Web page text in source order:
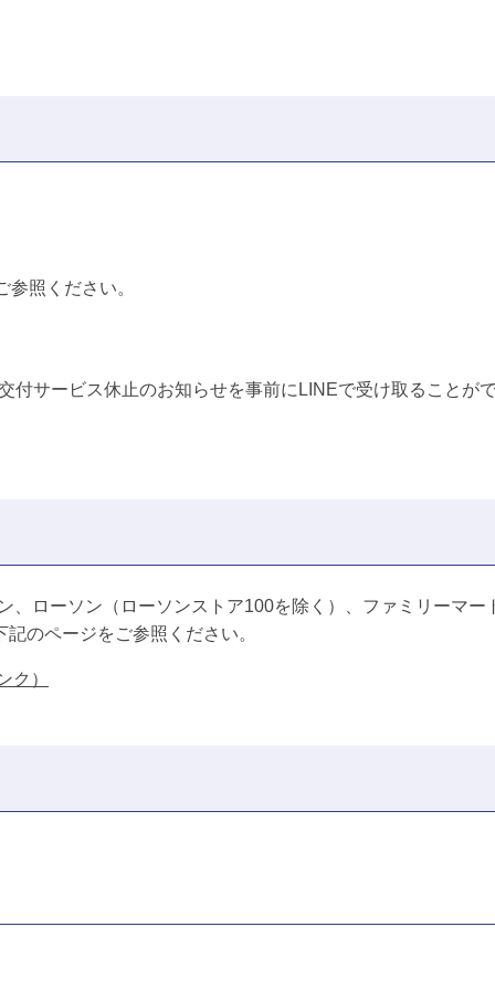
照ください。
サービス休止のお知らせを事前にLINEで受け取ることがで
、ローソン（ローソンストア100を除く）、ファミリーマー
のページをご参照ください。
ク）